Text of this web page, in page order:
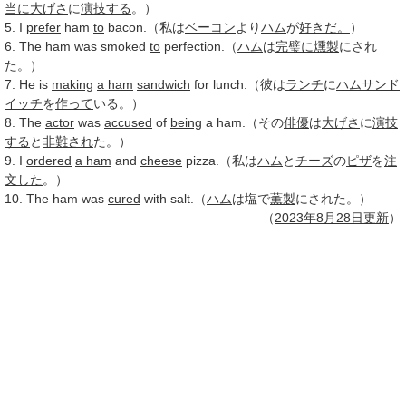
当に大げさ に演技する 。）
5. I prefer ham to bacon.（私はベーコンよりハムが好きだ。
）
6. The ham was smoked to perfection.（ハムは完璧に燻製にされ
た。）
7. He is making a ham sandwich for lunch.（彼はランチにハムサンド
イッチを作っている。）
8. The actor was accused of being a ham.（その俳優は大げさ に演技
する と非難された。）
9. I ordered a ham and cheese pizza.（私はハム とチーズのピザを注
文した 。）
10. The ham was cured with salt.（ハムは塩で薫製にされた。）
（2023年8月28日更新）